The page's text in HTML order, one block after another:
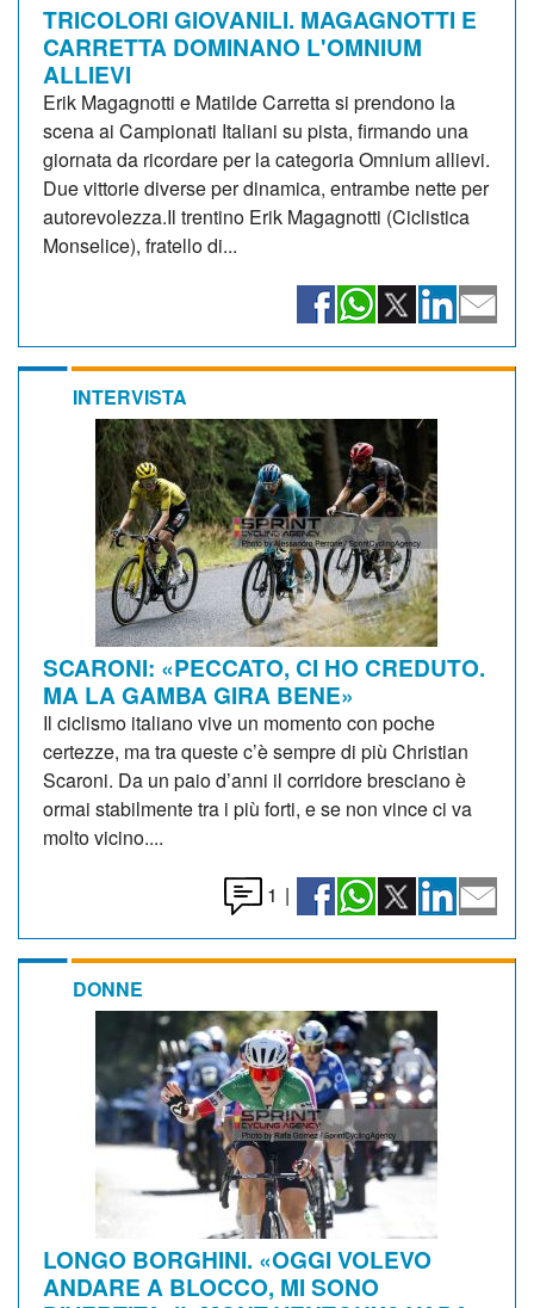
TRICOLORI GIOVANILI. MAGAGNOTTI E
CARRETTA DOMINANO L'OMNIUM
ALLIEVI
Erik Magagnotti e Matilde Carretta si prendono la
scena ai Campionati Italiani su pista, firmando una
giornata da ricordare per la categoria Omnium allievi.
Due vittorie diverse per dinamica, entrambe nette per
autorevolezza.Il trentino Erik Magagnotti (Ciclistica
Monselice), fratello di...
INTERVISTA
SCARONI: «PECCATO, CI HO CREDUTO.
MA LA GAMBA GIRA BENE»
Il ciclismo italiano vive un momento con poche
certezze, ma tra queste c’è sempre di più Christian
Scaroni. Da un paio d’anni il corridore bresciano è
ormai stabilmente tra i più forti, e se non vince ci va
molto vicino....
1 |
DONNE
LONGO BORGHINI. «OGGI VOLEVO
ANDARE A BLOCCO, MI SONO